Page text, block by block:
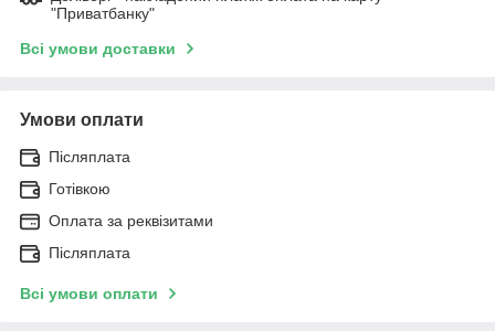
"Приватбанку"
Всі умови доставки
Умови оплати
Післяплата
Готівкою
Оплата за реквізитами
Післяплата
Всі умови оплати